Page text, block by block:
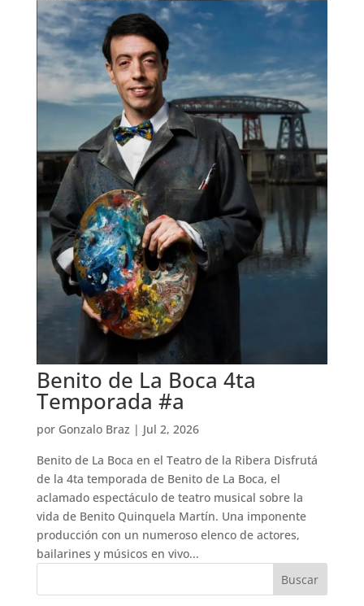
Benito de La Boca 4ta
Temporada #a
por Gonzalo Braz | Jul 2, 2026
Benito de La Boca en el Teatro de la Ribera Disfrutá
de la 4ta temporada de Benito de La Boca, el
aclamado espectáculo de teatro musical sobre la
vida de Benito Quinquela Martín. Una imponente
producción con un numeroso elenco de actores,
bailarines y músicos en vivo...